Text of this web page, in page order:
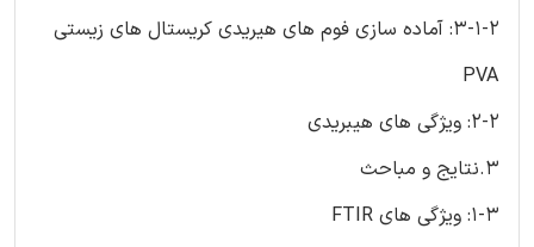
3-1-2: آماده سازی فوم های هیریدی کریستال های زیستی
PVA
2-2: ویژگی های هیبریدی
3.نتایج و مباحث
1-3: ویژگی های FTIR